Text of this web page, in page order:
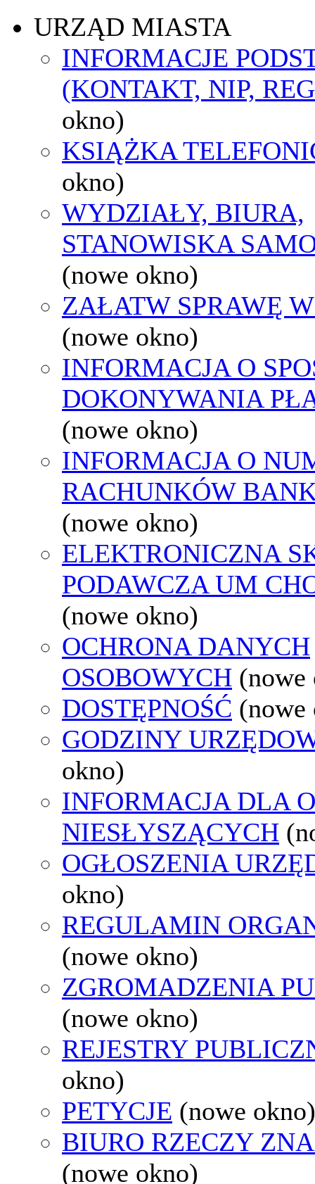
URZĄD MIASTA
INFORMACJE
(KONTAKT, NIP,
okno)
KSIĄŻKA
okno)
WYDZIAŁY, BIURA,
STANOWISKA
(nowe okno)
ZAŁATW SPRAWĘ
(nowe okno)
INFORMACJA O
DOKONYWANIA
(nowe okno)
INFORMACJA O
RACHUNKÓW
(nowe okno)
ELEKTRONICZNA
PODAWCZA UM
(nowe okno)
OCHRONA DANYCH
OSOBOWYCH (nowe
DOSTĘPNOŚĆ (nowe
GODZINY
okno)
INFORMACJA DLA
NIESŁYSZĄCYCH
OGŁOSZENIA
okno)
REGULAMIN
(nowe okno)
ZGROMADZENIA
(nowe okno)
REJESTRY
okno)
PETYCJE (nowe okno)
BIURO RZECZY
(nowe okno)